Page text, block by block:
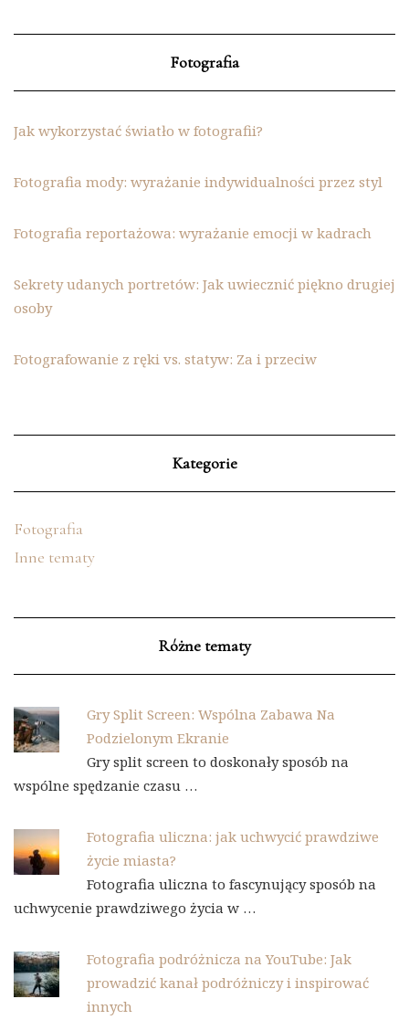
Fotografia
Jak wykorzystać światło w fotografii?
Fotografia mody: wyrażanie indywidualności przez styl
Fotografia reportażowa: wyrażanie emocji w kadrach
Sekrety udanych portretów: Jak uwiecznić piękno drugiej
osoby
Fotografowanie z ręki vs. statyw: Za i przeciw
Kategorie
Fotografia
Inne tematy
Różne tematy
Gry Split Screen: Wspólna Zabawa Na
Podzielonym Ekranie
Gry split screen to doskonały sposób na
wspólne spędzanie czasu …
Fotografia uliczna: jak uchwycić prawdziwe
życie miasta?
Fotografia uliczna to fascynujący sposób na
uchwycenie prawdziwego życia w …
Fotografia podróżnicza na YouTube: Jak
prowadzić kanał podróżniczy i inspirować
innych